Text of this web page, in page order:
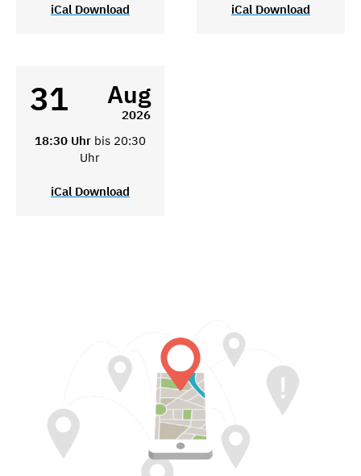
iCal Download iCal Download
31 Aug
2026
18:30 Uhr bis 20:30
Uhr
iCal Download